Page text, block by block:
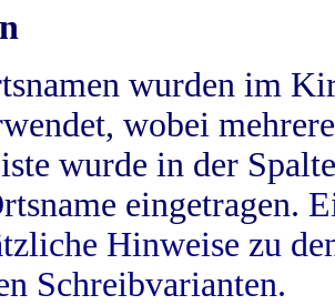
wurden im
wobei
wurde in der
eingetragen.
Hinweise zu
Schreibvarianten.